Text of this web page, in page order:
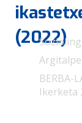
(2022)
BERBA-
Ikerketa